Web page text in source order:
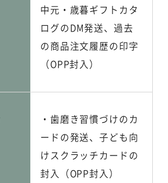
中元・歳暮ギフトカタ
ログのDM発送、過去
の商品注文履歴の印字
（OPP封入）
・歯磨き習慣づけのカ
ードの発送、子ども向
けスクラッチカードの
封入（OPP封入）